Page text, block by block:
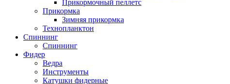
Прикормочный пеллетс
Прикормка
Зимняя прикормка
Технопланктон
Спиннинг
Спиннинг
Фидер
Ведра
Инструменты
Катушки фидерные